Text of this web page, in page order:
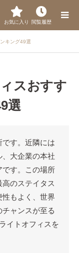
お気に入り 閲覧履歴
キング49選
スおすす
選
す。近隣には
大企業の本社
です。この場所
のステイタス
もよく、世界
ャンスが至る
イトオフィスを